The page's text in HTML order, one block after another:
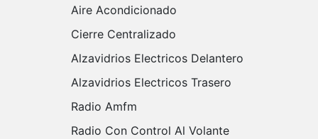
Aire Acondicionado
Cierre Centralizado
Alzavidrios Electricos Delantero
Alzavidrios Electricos Trasero
Radio Amfm
Radio Con Control Al Volante